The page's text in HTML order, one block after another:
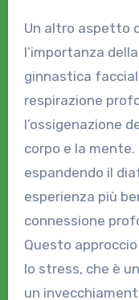
Un altro aspetto
l’importanza
ginnastica
respirazione
l’ossigenazione
corpo e la
espandendo il
esperienza più
connessione
Questo
lo stress, che è
un